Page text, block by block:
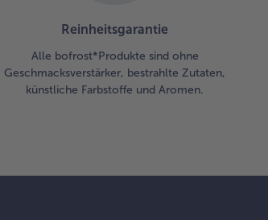
Reinheitsgarantie
Alle bofrost*Produkte sind ohne
Geschmacksverstärker, bestrahlte Zutaten,
künstliche Farbstoffe und Aromen.